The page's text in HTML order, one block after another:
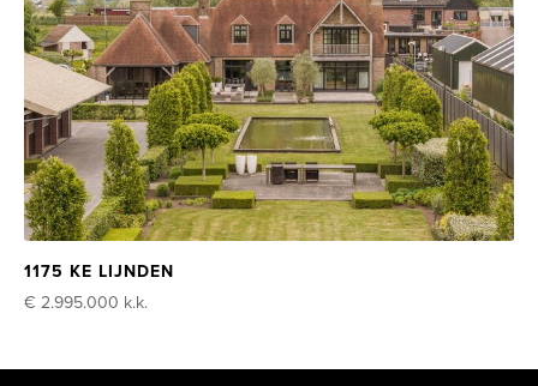
1175 KE LIJNDEN
€ 2.995.000 k.k.